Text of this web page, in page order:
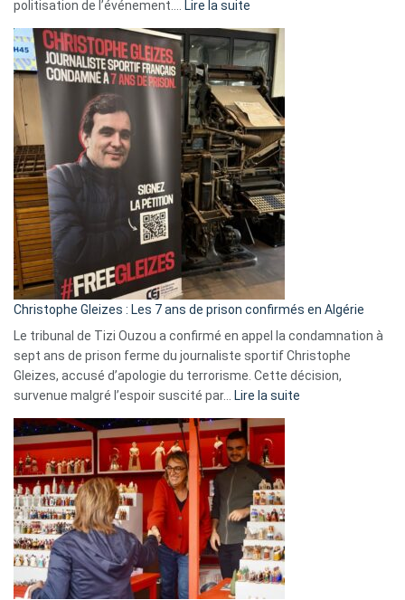
politisation de l’événement.… Lire la suite
Eurovision
2026
:
Pays-
Bas,
Espagne,
Irlande
et
Slovénie
rejettent
la
présence
d’Israël
Christophe Gleizes : Les 7 ans de prison confirmés en Algérie
Le tribunal de Tizi Ouzou a confirmé en appel la condamnation à
sept ans de prison ferme du journaliste sportif Christophe
Gleizes, accusé d’apologie du terrorisme. Cette décision,
survenue malgré l’espoir suscité par… Lire la suite